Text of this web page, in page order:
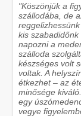
"Köszönjük a
szállodába, de
kis
napozni a
szálloda
készséges volt
voltak. A
étkezhet – az
minősége
egy
vegye